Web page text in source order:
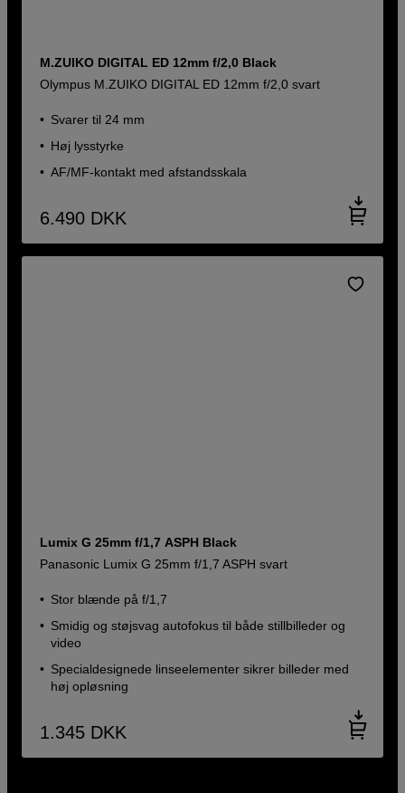
M.ZUIKO DIGITAL ED 12mm f/2,0 Black
Olympus M.ZUIKO DIGITAL ED 12mm f/2,0 svart
Svarer til 24 mm
Høj lysstyrke
AF/MF-kontakt med afstandsskala
6.490 DKK
Lumix G 25mm f/1,7 ASPH Black
Panasonic Lumix G 25mm f/1,7 ASPH svart
Stor blænde på f/1,7
Smidig og støjsvag autofokus til både stillbilleder og
video
Specialdesignede linseelementer sikrer billeder med
høj opløsning
1.345 DKK